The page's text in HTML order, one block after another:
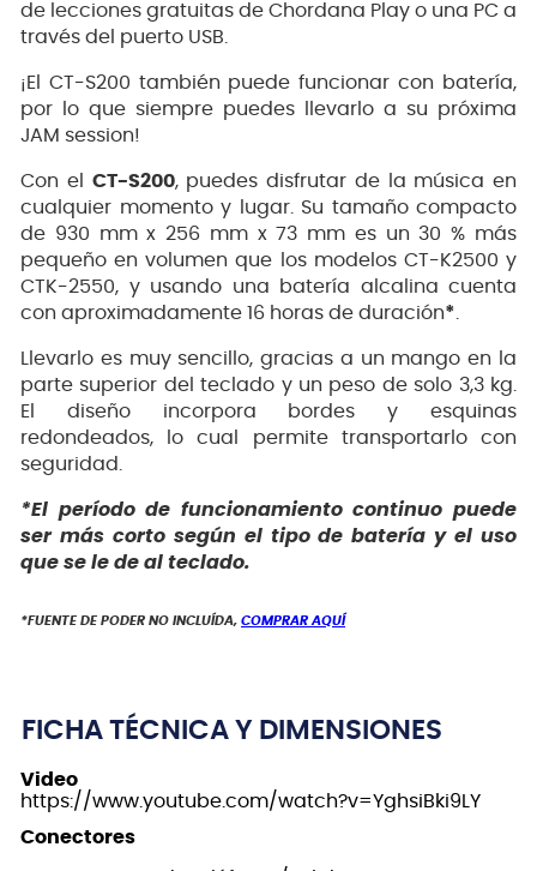
de lecciones gratuitas de Chordana Play o una PC a
través del puerto USB.
¡El CT-S200 también puede funcionar con batería,
por lo que siempre puedes llevarlo a su próxima
JAM session!
Con el CT-S200, puedes disfrutar de la música en
cualquier momento y lugar. Su tamaño compacto
de 930 mm x 256 mm x 73 mm es un 30 % más
pequeño en volumen que los modelos CT-K2500 y
CTK-2550, y usando una batería alcalina cuenta
con aproximadamente 16 horas de duración*
Llevarlo es muy sencillo, gracias a un mango en la
parte superior del teclado y un peso de solo 3,3 kg.
El diseño incorpora bordes y esquinas
redondeados, lo cual permite transportarlo con
seguridad.
*El período de funcionamiento continuo puede
ser más corto según el tipo de batería y el uso
que se le de al teclado.
*FUENTE DE PODER NO INCLUÍDA, COMPRAR AQUÍ
FICHA TÉCNICA Y DIMENSIONES
Video
https://www.youtube.com/watch?v=YghsiBki9LY
Conectores